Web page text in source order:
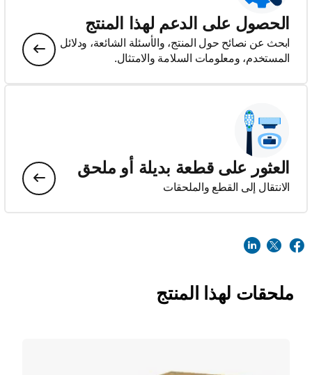
الحصول على الدعم لهذا المنتج
ابحث عن نصائح حول المنتج، والأسئلة الشائعة، ودلائل
المستخدم، ومعلومات السلامة والامتثال.
العثور على قطعة بديلة أو ملحق
الانتقال إلى القطع والملحقات
ملحقات لهذا المنتج